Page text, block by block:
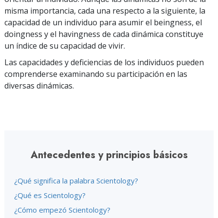
misma importancia, cada una respecto a la siguiente, la
capacidad de un individuo para asumir el beingness, el
doingness y el havingness de cada dinámica constituye
un índice de su capacidad de vivir.
Las capacidades y deficiencias de los individuos pueden
comprenderse examinando su participación en las
diversas dinámicas.
Antecedentes y principios básicos
¿Qué significa la palabra Scientology?
¿Qué es Scientology?
¿Cómo empezó Scientology?